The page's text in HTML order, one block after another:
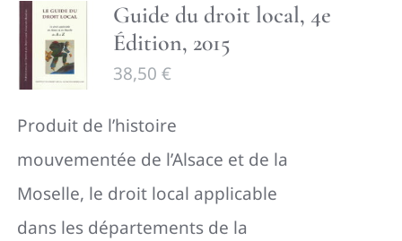
Guide du droit local, 4e
Édition, 2015
38,50 €
Produit de l’histoire
mouvementée de l’Alsace et de la
Moselle, le droit local applicable
dans les départements de la